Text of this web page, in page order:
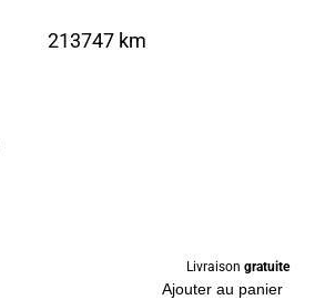
213747 km
Livraison gratuite
Ajouter au panier